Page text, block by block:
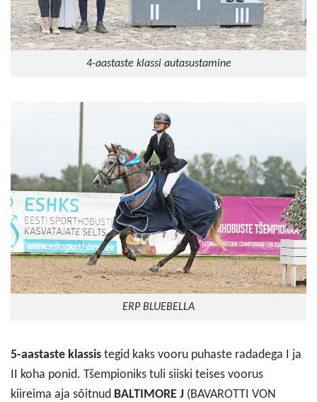
4-aastaste klassi autasustamine
ERP BLUEBELLA
5-aastaste klassis tegid kaks vooru puhaste radadega I ja
II koha ponid. Tšempioniks tuli siiski teises voorus
kiireima aja sõitnud BALTIMORE J (BAVAROTTI VON